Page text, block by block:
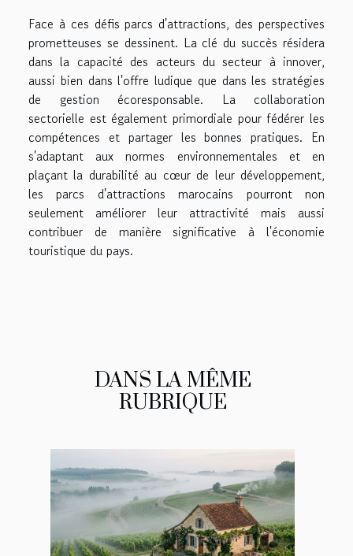
Face à ces défis parcs d'attractions, des perspectives
prometteuses se dessinent. La clé du succès résidera
dans la capacité des acteurs du secteur à innover,
aussi bien dans l'offre ludique que dans les stratégies
de gestion écoresponsable. La collaboration
sectorielle est également primordiale pour fédérer les
compétences et partager les bonnes pratiques. En
s'adaptant aux normes environnementales et en
plaçant la durabilité au cœur de leur développement,
les parcs d'attractions marocains pourront non
seulement améliorer leur attractivité mais aussi
contribuer de manière significative à l'économie
touristique du pays.
DANS LA MÊME
RUBRIQUE